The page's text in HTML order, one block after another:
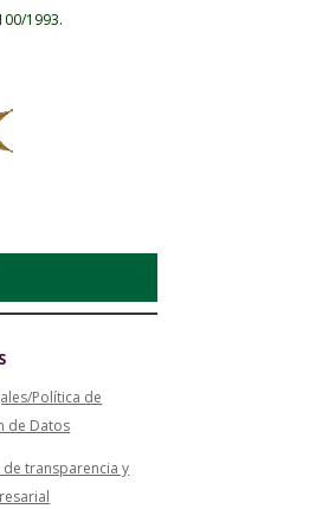
1993.
Política de
de Datos
transparencia y